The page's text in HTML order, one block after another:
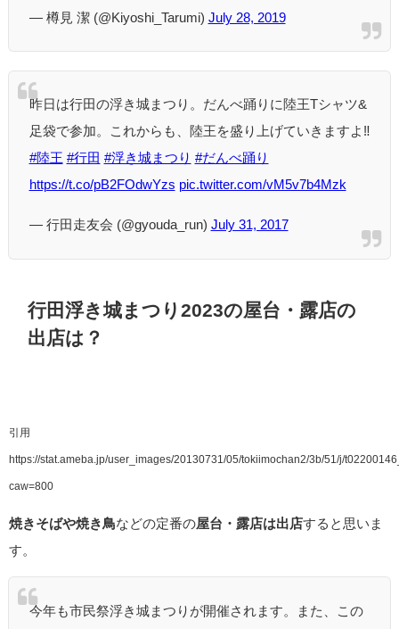
— 樽見 潔 (@Kiyoshi_Tarumi) July 28, 2019
昨日は行田の浮き城まつり。だんべ踊りに陸王Tシャツ&
足袋で参加。これからも、陸王を盛り上げていきますよ‼
#陸王 #行田 #浮き城まつり #だんべ踊り
https://t.co/pB2FOdwYzs pic.twitter.com/vM5v7b4Mzk
— 行田走友会 (@gyouda_run) July 31, 2017
行田浮き城まつり2023の屋台・露店の
出店は？
引用
https://stat.ameba.jp/user_images/20130731/05/tokiimochan2/3b/51/j/
caw=800
焼きそばや焼き鳥などの定番の屋台・露店は出店すると思いま
す。
今年も市民祭浮き城まつりが開催されます。また、この